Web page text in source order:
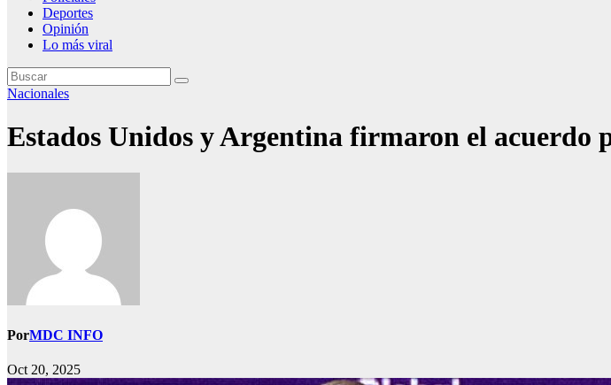
Deportes
Opinión
Lo más viral
Nacionales
Estados Unidos y Argentina firmaron el acuerdo
PorMDC INFO
Oct 20, 2025